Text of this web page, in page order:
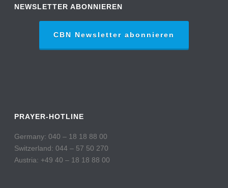
NEWSLETTER ABONNIEREN
CBN Newsletter abonnieren
PRAYER-HOTLINE
Germany: 040 – 18 18 88 00
Switzerland: 044 – 57 50 270
Austria: +49 40 – 18 18 88 00